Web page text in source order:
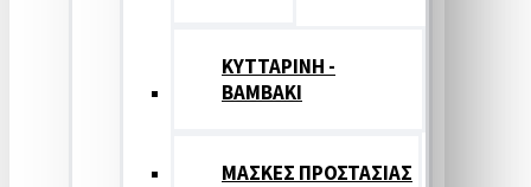
ΚΥΤΤΑΡΙΝΗ -
ΒΑΜΒΑΚΙ
ΜΑΣΚΕΣ ΠΡΟΣΤΑΣΙΑΣ